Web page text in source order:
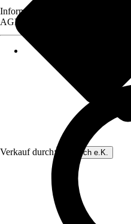
Verkauf durch: Dinotech e.K.
Informationen des Verkäufers,
AGB, finden Sie bei Klick auf